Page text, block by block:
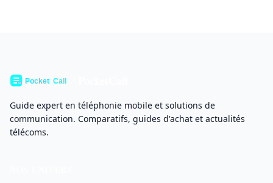
Guide expert en téléphonie mobile et solutions de
communication. Comparatifs, guides d'achat et actualités
télécoms.